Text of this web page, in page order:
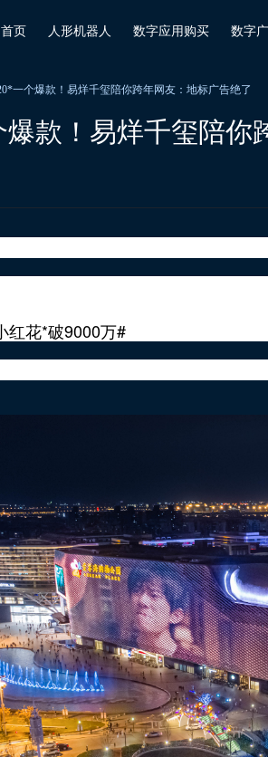
首页 人形机器人 数字应用购买 数字
一个爆款！易烊千玺陪你跨年网友：地标广告绝了
爆款！易烊千玺陪你
红花*破9000万#